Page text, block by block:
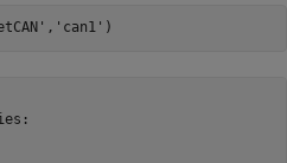
, 'can1' )